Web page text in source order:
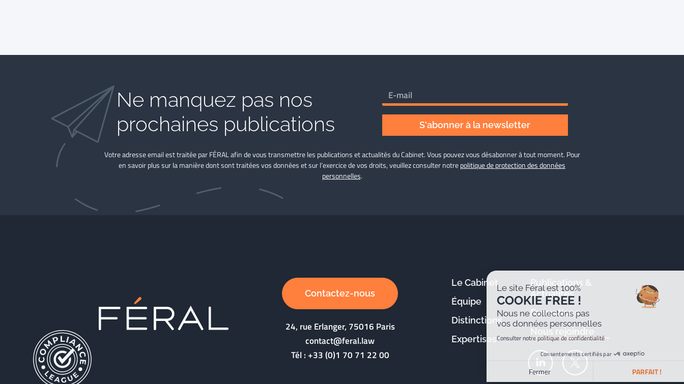
Ne manquez pas nos
prochaines publications
S'abonner à la newsletter
Votre adresse email est traitée par FÉRAL afin de vous transmettre les publications et actualités du Cabinet. Vous pouvez vous désabonner à tout moment. Pour
en savoir plus sur la manière dont sont traitées vos données et sur l’exercice de vos droits, veuillez consulter notrepolitique de protection des données
personnelles.
Contactez-nous
24, rue Erlanger, 75016 Paris
contact@feral.law
Tél :+33 (0)1 70 71 22 00
Le Cabinet
Équipe
Distinctions
Expertises
Publications &
Actualités
Formations
Nous rejoindre
Le site Féral est 100%
COOKIE FREE !
Nous ne collectons pas
vos données personnelles
Consulter notre politique de confidentialité
Consentements certifiés par
PARFAIT !